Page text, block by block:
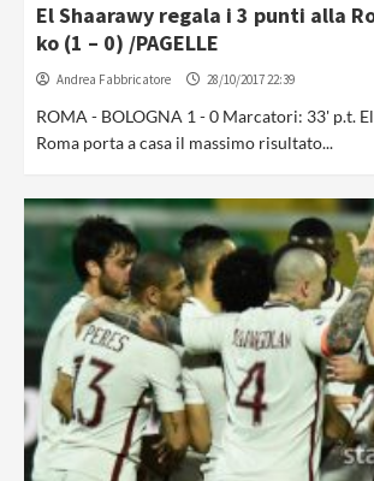
El Shaarawy regala i 3 punti alla
ko (1 – 0) /PAGELLE
Andrea Fabbricatore 28/10/2017 22:39
ROMA - BOLOGNA 1 - 0 Marcatori: 33' p.t. El
Roma porta a casa il massimo risultato...